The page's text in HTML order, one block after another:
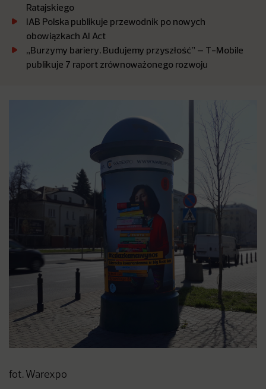
Ratajskiego
IAB Polska publikuje przewodnik po nowych
obowiązkach AI Act
„Burzymy bariery. Budujemy przyszłość” – T-Mobile
publikuje 7 raport zrównoważonego rozwoju
fot. Warexpo